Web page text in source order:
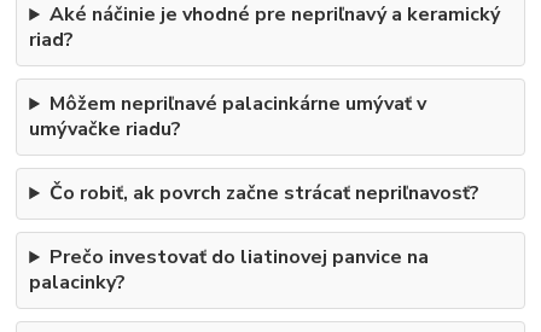
Aké náčinie je vhodné pre nepriľnavý a keramický
riad?
Môžem nepriľnavé palacinkárne umývať v
umývačke riadu?
Čo robiť, ak povrch začne strácať nepriľnavosť?
Prečo investovať do liatinovej panvice na
palacinky?